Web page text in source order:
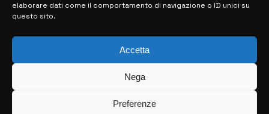
elaborare dati come il comportamento di navigazione o ID unici su
questo sito.
Accetta
Nega
Preferenze
> NOTIZIE
> CONTATTI